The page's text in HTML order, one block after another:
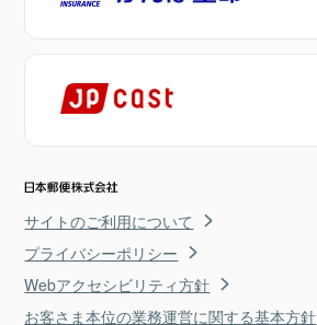
サイトのご利用について
プライバシーポリシー
Webアクセシビリティ方針
お客さま本位の業務運営に関する基本方針